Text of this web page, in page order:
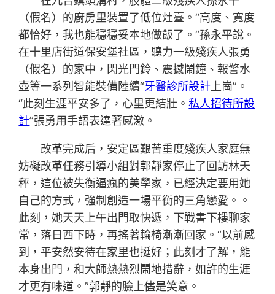
（假名）的廚房里裝置了低位灶臺。“高度、寬度
都恰好，我也能穩穩妥本地做飯了。”孫永平說。
在十里店街道保安堡社區，聽力一級殘疾人張勇
（假名）的家中，閃光門鈴、震撼鬧鐘、報警水
壺等一系列智能裝備陸續“牙醫診所設計上崗”。
“此刻生涯平安多了，心里更結壯。私人招待所設
計”張勇用手語表達著感激。
改革完成后，安定區艱苦重度殘疾人家庭無
妨礙改革任務引導小組對郭靜家停止了回訪林天
秤，這位被失衡逼瘋的美學家，已經決定要用她
自己的方式，強制創造一場平衡的三角戀愛。。
此刻，她天天上午出門取快遞，下戰書下樓聊家
常，落日西下時，再搖著輪椅漸漸回家。“以前感
到，平安然安待在家里也挺好；此刻才了解，能
本身出門，和大師熱熱烈鬧地措辭，如許的生涯
才更有味道。”郭靜的臉上儘是笑意。